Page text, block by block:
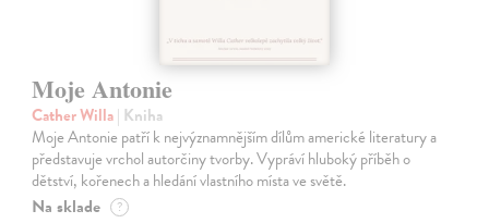
Moje Antonie
Cather Willa| Kniha
Moje Antonie patří k nejvýznamnějším dílům americké literatury a
představuje vrchol autorčiny tvorby. Vypráví hluboký příběh o
dětství, kořenech a hledání vlastního místa ve světě.
Na sklade ?